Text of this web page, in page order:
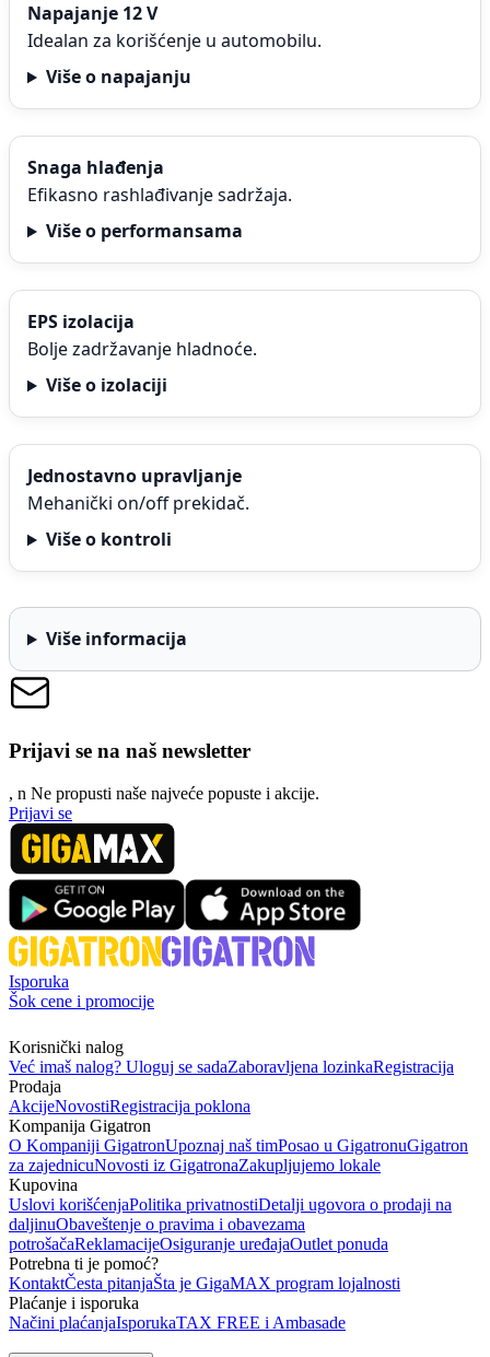
Napajanje 12 V
Idealan za korišćenje u automobilu.
Više o napajanju
Snaga hlađenja
Efikasno rashlađivanje sadržaja.
Više o performansama
EPS izolacija
Bolje zadržavanje hladnoće.
Više o izolaciji
Jednostavno upravljanje
Mehanički on/off prekidač.
Više o kontroli
Više informacija
Prijavi se na naš newsletter
, n Ne propusti naše najveće popuste i akcije.
Prijavi se
Isporuka
Šok cene i promocije
Korisnički nalog
Već imaš nalog? Uloguj se sadaZaboravljena lozinkaRegistracija
Prodaja
AkcijeNovostiRegistracija poklona
Kompanija Gigatron
O Kompaniji GigatronUpoznaj naš timPosao u GigatronuGigatron
za zajednicuNovosti iz GigatronaZakupljujemo lokale
Kupovina
Uslovi korišćenjaPolitika privatnostiDetalji ugovora o prodaji na
daljinuObaveštenje o pravima i obavezama
potrošačaReklamacijeOsiguranje uređajaOutlet ponuda
Potrebna ti je pomoć?
KontaktČesta pitanjaŠta je GigaMAX program lojalnosti
Plaćanje i isporuka
Načini plaćanjaIsporukaTAX FREE i Ambasade